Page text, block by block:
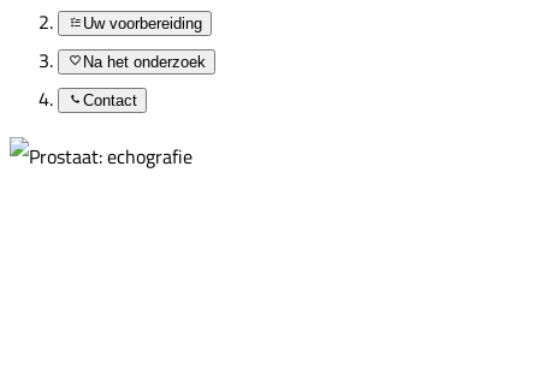
Uw voorbereiding
Na het onderzoek
Contact